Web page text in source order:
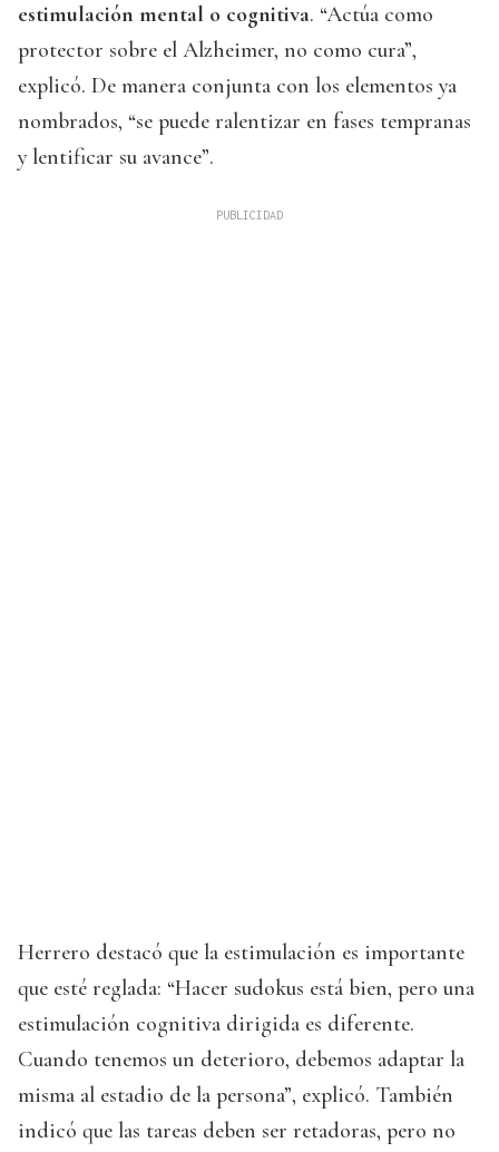
estimulación mental o cognitiva. “Actúa como
protector sobre el Alzheimer, no como cura”,
explicó. De manera conjunta con los elementos ya
nombrados, “se puede ralentizar en fases tempranas
y lentificar su avance”.
Herrero destacó que la estimulación es importante
que esté reglada: “Hacer sudokus está bien, pero una
estimulación cognitiva dirigida es diferente.
Cuando tenemos un deterioro, debemos adaptar la
misma al estadio de la persona”, explicó. También
indicó que las tareas deben ser retadoras, pero no